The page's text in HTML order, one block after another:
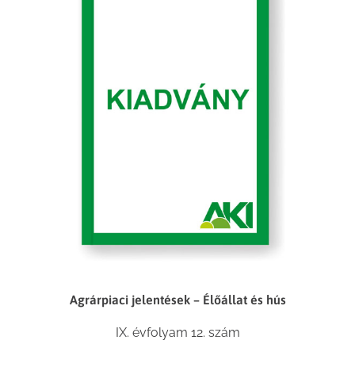
Agrárpiaci jelentések – Élőállat és hús
IX. évfolyam 12. szám